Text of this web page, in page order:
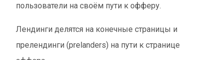
пользователи на своём пути к офферу.
Лендинги делятся на конечные страницы и
прелендинги (prelanders) на пути к странице